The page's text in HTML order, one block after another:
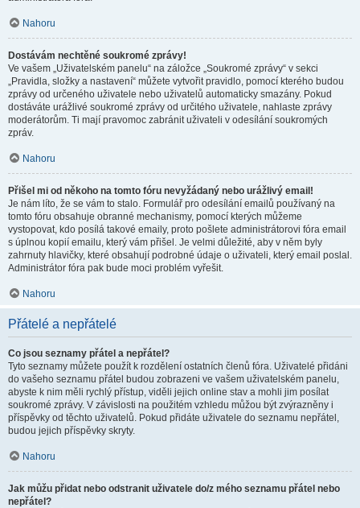
Nahoru
Dostávám nechtěné soukromé zprávy!
Ve vašem „Uživatelském panelu“ na záložce „Soukromé zprávy“ v sekci
„Pravidla, složky a nastavení“ můžete vytvořit pravidlo, pomocí kterého budou
zprávy od určeného uživatele nebo uživatelů automaticky smazány. Pokud
dostáváte urážlivé soukromé zprávy od určitého uživatele, nahlaste zprávy
moderátorům. Ti mají pravomoc zabránit uživateli v odesílání soukromých
zpráv.
Nahoru
Přišel mi od někoho na tomto fóru nevyžádaný nebo urážlivý email!
Je nám líto, že se vám to stalo. Formulář pro odesílání emailů používaný na
tomto fóru obsahuje obranné mechanismy, pomocí kterých můžeme
vystopovat, kdo posílá takové emaily, proto pošlete administrátorovi fóra email
s úplnou kopií emailu, který vám přišel. Je velmi důležité, aby v něm byly
zahrnuty hlavičky, které obsahují podrobné údaje o uživateli, který email poslal.
Administrátor fóra pak bude moci problém vyřešit.
Nahoru
Přátelé a nepřátelé
Co jsou seznamy přátel a nepřátel?
Tyto seznamy můžete použít k rozdělení ostatních členů fóra. Uživatelé přidáni
do vašeho seznamu přátel budou zobrazeni ve vašem uživatelském panelu,
abyste k nim měli rychlý přístup, viděli jejich online stav a mohli jim posílat
soukromé zprávy. V závislosti na použitém vzhledu můžou být zvýrazněny i
příspěvky od těchto uživatelů. Pokud přidáte uživatele do seznamu nepřátel,
budou jejich příspěvky skryty.
Nahoru
Jak můžu přidat nebo odstranit uživatele do/z mého seznamu přátel nebo
nepřátel?